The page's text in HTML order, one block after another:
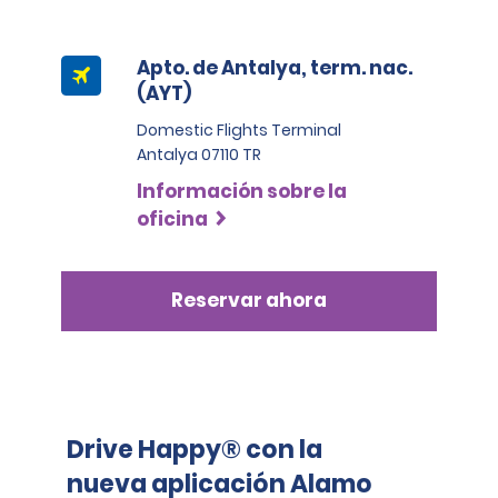
Mini, Económico, Compacto, Intermedio: 600 EUR
para personas: 1400 EUR
Elite premium, De lujo y Elite de lujo, Vehículo grande de
Apto. de Antalya, term. nac.
(AYT)
Domestic Flights Terminal
Antalya 07110 TR
Información sobre la
oficina
Reservar ahora
Drive Happy® con la
nueva aplicación Alamo